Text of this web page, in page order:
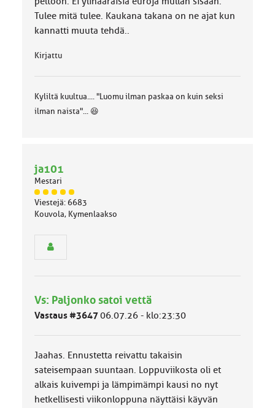
Tulee mitä tulee. Kaukana takana on ne ajat kun
kannatti muuta tehdä..
Kirjattu
Kyliltä kuultua.... "Luomu ilman paskaa on kuin seksi
ilman naista"... 😆
ja101
Mestari
J
ä
s
ä
l
k
a
:
Viestejä: 6683
Kouvola, Kymenlaakso
Vs: Paljonko satoi vettä
Vastaus #364706.07.26 - klo:23:30
Jaahas. Ennustetta reivattu takaisin
sateisempaan suuntaan. Loppuviikosta oli et
alkais kuivempi ja lämpimämpi kausi no nyt
hetkellisesti viikonloppuna näyttäisi käyvän